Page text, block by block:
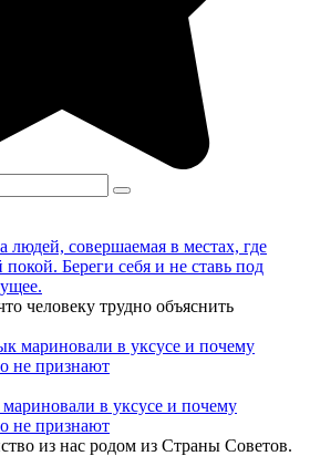
людей, совершаемая в местах, где
Береги себя и не ставь под
человеку трудно объяснить
в уксусе и почему
не признают
из нас родом из Страны Советов.